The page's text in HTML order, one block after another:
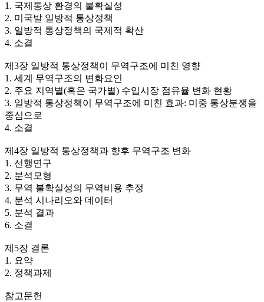
1. 국제통상 환경의 불확실성
2. 미국발 일방적 통상정책
3. 일방적 통상정책의 국제적 확산
4. 소결
제3장 일방적 통상정책이 무역구조에 미친 영향
1. 세계 무역구조의 변화요인
2. 주요 지역별(혹은 국가별) 수입시장 점유율 변화 현황
3. 일방적 통상정책이 무역구조에 미친 효과: 미중 통상분쟁을
중심으로
4. 소결
제4장 일방적 통상정책과 향후 무역구조 변화
1. 선행연구
2. 분석모형
3. 무역 불확실성의 무역비용 추정
4. 분석 시나리오와 데이터
5. 분석 결과
6. 소결
제5장 결론
1. 요약
2. 정책과제
참고문헌